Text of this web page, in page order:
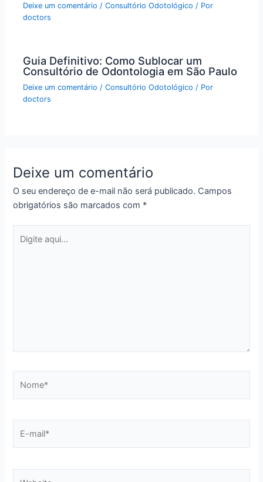
Deixe um comentário /Consultório Odotológico / Por
doctors
Guia Definitivo: Como Sublocar um
Consultório de Odontologia em São Paulo
Deixe um comentário /Consultório Odotológico / Por
doctors
Deixe um comentário
O seu endereço de e-mail não será publicado. Campos
obrigatórios são marcados com *
aqui...
mail*